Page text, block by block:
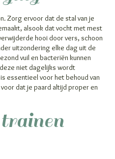
Zorg ervoor dat de stal van je
alsook dat vocht met mest
hooi door vers, schoon
uitzondering elke dag uit de
vuil en bacteriën kunnen
niet dagelijks wordt
essentieel voor het behoud van
dat je paard altijd proper en